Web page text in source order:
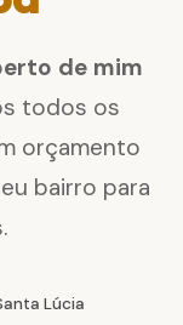
de mim
todos os
orçamento
bairro para
Lúcia